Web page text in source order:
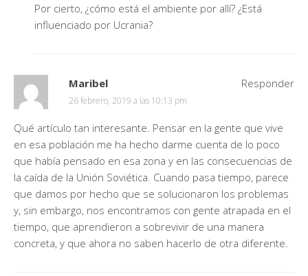
Por cierto, ¿cómo está el ambiente por allí? ¿Está
influenciado por Ucrania?
Maribel
26 febrero, 2019 a las 10:13 pm
Qué artículo tan interesante. Pensar en la gente que vive
en esa población me ha hecho darme cuenta de lo poco
que había pensado en esa zona y en las consecuencias de
la caída de la Unión Soviética. Cuando pasa tiempo, parece
que damos por hecho que se solucionaron los problemas
y, sin embargo, nos encontramos con gente atrapada en el
tiempo, que aprendieron a sobrevivir de una manera
concreta, y que ahora no saben hacerlo de otra diferente.
Responder